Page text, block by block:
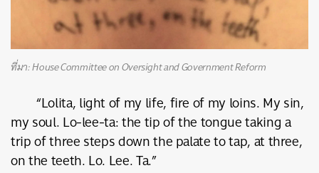
ที่มา: House Committee on Oversight and Government Reform
“Lolita, light of my life, fire of my loins. My sin,
my soul. Lo-lee-ta: the tip of the tongue taking a
trip of three steps down the palate to tap, at three,
on the teeth. Lo. Lee. Ta.”